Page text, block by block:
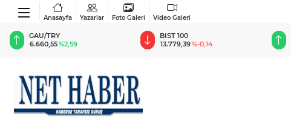
Anasayfa Yazarlar Foto Galeri Video Galeri
BIST 100
13.779,39%-0,14
USD
47,6787%0,18